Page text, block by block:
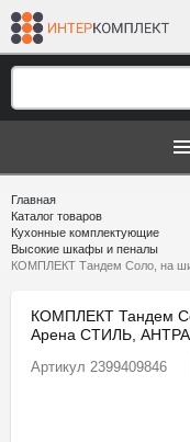
Главная
Каталог товаров
Кухонные комплектующие
Высокие шкафы и пеналы
КОМПЛЕКТ Тандем Соло, на
КОМПЛЕКТ Тандем
Арена СТИЛЬ,
Артикул 2399409846